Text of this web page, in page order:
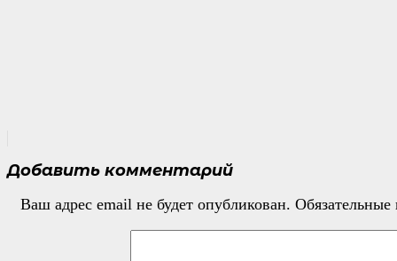
Добавить комментарий
Ваш адрес email не будет опубликован.